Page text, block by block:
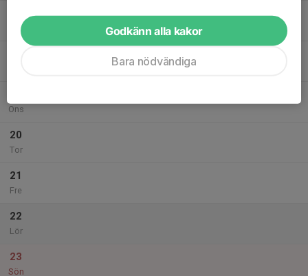
Mån
Ons
20
Tor
21
Fre
22
Lör
23
Sön
Godkänn alla kakor
Bara nödvändiga